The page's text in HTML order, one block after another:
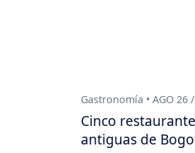
Gastronomía • AGO 26
Cinco
antiguas de